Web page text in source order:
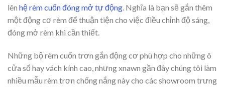
lên hệ rèm cuốn đóng mở tự động . Nghĩa là bạn sẽ gắn thêm
một động cơ rèm để thuận tiện cho việc điều chỉnh độ sáng,
đóng mở rèm khi cần thiết.
Những bộ rèm cuốn trơn gắn động cơ phù hợp cho những ô
cửa sổ hay vách kính cao, nhưng xnawn gần đây chúng tôi làm
nhiều mẫu rèm trơn chống nắng này cho các showroom trưng